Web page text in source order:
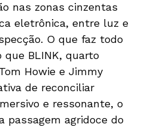
nas zonas cinzentas
eletrônica, entre luz e
O que faz todo
que BLINK, quarto
Howie e Jimmy
de reconciliar
e ressonante, o
passagem agridoce do